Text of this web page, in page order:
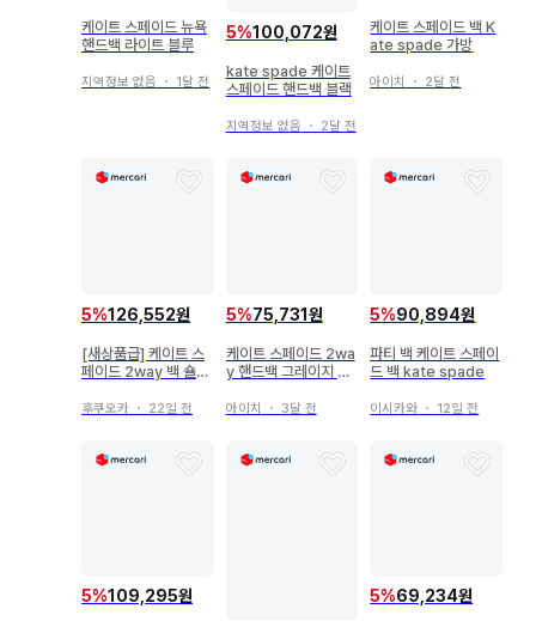
케이트 스페이드 뉴욕
핸드백 라이트 블루
지역정보 없음 ・ 1달 전
5%100,072원
kate spade 케이트
스페이드 핸드백 블랙
지역정보 없음 ・ 2달 전
케이트 스페이드 백 K
ate spade 가방
아이치 ・ 2달 전
5%126,552원
[새상품급] 케이트 스
페이드 2way 백 숄더
포함
후쿠오카 ・ 22일 전
5%75,731원
케이트 스페이드 2wa
y 핸드백 그레이지 정
아이치 ・ 3달 전
5%90,894원
파티 백 케이트 스페이
드 백 kate spade
이시카와 ・ 12일 전
5%109,295원 5%69,234원